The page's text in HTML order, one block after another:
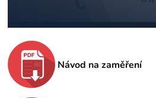
Návod na zaměření